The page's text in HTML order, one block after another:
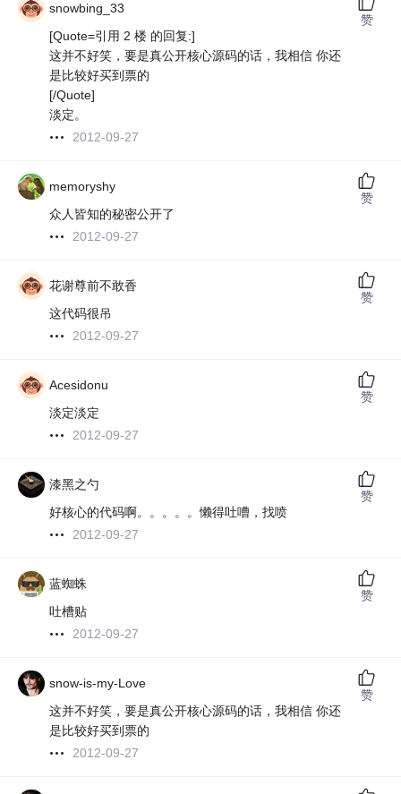
snowbing_33
[Quote=引用 2 楼 的回复:]
这并不好笑，要是真公开核心源码的话，我相信 你还
是比较好买到票的
[/Quote]
淡定。
2012-09-27
赞
memoryshy
众人皆知的秘密公开了
2012-09-27
赞
花谢尊前不敢香
这代码很吊
2012-09-27
赞
Acesidonu
淡定淡定
2012-09-27
赞
漆黑之勺
好核心的代码啊。。。。。懒得吐嘈，找喷
2012-09-27
赞
蓝蜘蛛
吐槽贴
2012-09-27
赞
snow-is-my-Love
这并不好笑，要是真公开核心源码的话，我相信 你还
是比较好买到票的
2012-09-27
赞